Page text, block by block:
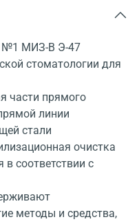
№1 МИЗ-В Э-47
стоматологии для
части прямого
линии
стали
очистка
в соответствии с
методы и средства,